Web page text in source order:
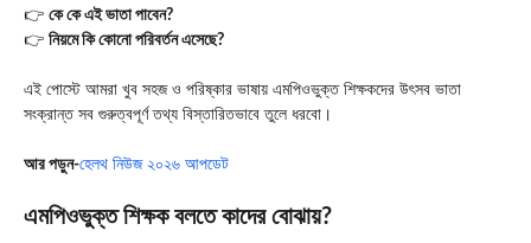
👉 কে কে এই ভাতা পাবেন?
👉 নিয়মে কি কোনো পরিবর্তন এসেছে?
এই পোস্টে আমরা খুব সহজ ও পরিষ্কার ভাষায় এমপিওভুক্ত শিক্ষকদের উৎসব ভাতা
সংক্রান্ত সব গুরুত্বপূর্ণ তথ্য বিস্তারিতভাবে তুলে ধরবো।
আর পড়ুন-হেলথ নিউজ ২০২৬ আপডেট
এমপিওভুক্ত শিক্ষক বলতে কাদের বোঝায়?